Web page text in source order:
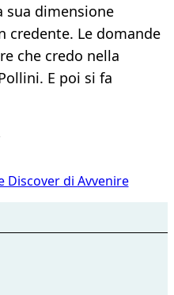
sua dimensione
credente. Le domande
che credo nella
E poi si fa
Discover di Avvenire